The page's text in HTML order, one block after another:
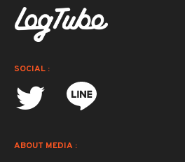
SOCIAL :
ABOUT MEDIA :